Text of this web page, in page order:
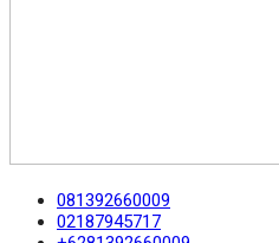
081392660009
02187945717